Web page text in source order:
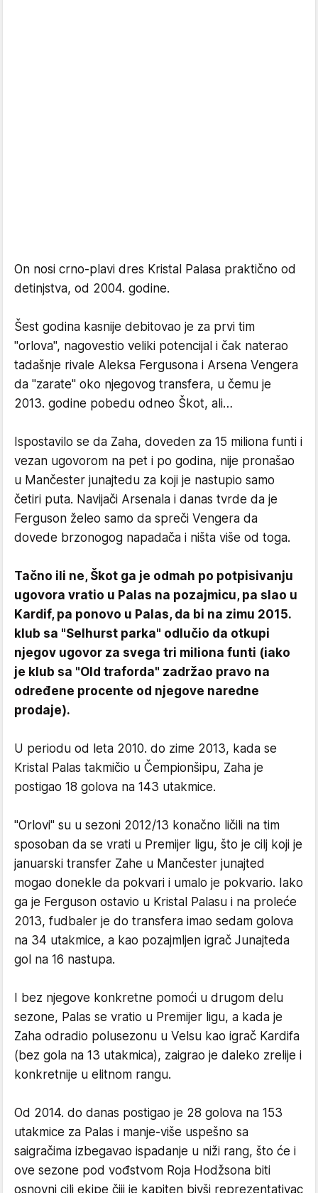
On nosi crno-plavi dres Kristal Palasa praktično od
detinjstva, od 2004. godine.
Šest godina kasnije debitovao je za prvi tim
"orlova", nagovestio veliki potencijal i čak naterao
tadašnje rivale Aleksa Fergusona i Arsena Vengera
da "zarate" oko njegovog transfera, u čemu je
2013. godine pobedu odneo Škot, ali…
Ispostavilo se da Zaha, doveden za 15 miliona funti i
vezan ugovorom na pet i po godina, nije pronašao
u Mančester junajtedu za koji je nastupio samo
četiri puta. Navijači Arsenala i danas tvrde da je
Ferguson želeo samo da spreči Vengera da
dovede brzonogog napadača i ništa više od toga.
Tačno ili ne, Škot ga je odmah po potpisivanju
ugovora vratio u Palas na pozajmicu, pa slao u
Kardif, pa ponovo u Palas, da bi na zimu 2015.
klub sa "Selhurst parka" odlučio da otkupi
njegov ugovor za svega tri miliona funti (iako
je klub sa "Old traforda" zadržao pravo na
određene procente od njegove naredne
prodaje).
U periodu od leta 2010. do zime 2013, kada se
Kristal Palas takmičio u Čempionšipu, Zaha je
postigao 18 golova na 143 utakmice.
"Orlovi" su u sezoni 2012/13 konačno ličili na tim
sposoban da se vrati u Premijer ligu, što je cilj koji je
januarski transfer Zahe u Mančester junajted
mogao donekle da pokvari i umalo je pokvario. Iako
ga je Ferguson ostavio u Kristal Palasu i na proleće
2013, fudbaler je do transfera imao sedam golova
na 34 utakmice, a kao pozajmljen igrač Junajteda
gol na 16 nastupa.
I bez njegove konkretne pomoći u drugom delu
sezone, Palas se vratio u Premijer ligu, a kada je
Zaha odradio polusezonu u Velsu kao igrač Kardifa
(bez gola na 13 utakmica), zaigrao je daleko zrelije i
konkretnije u elitnom rangu.
Od 2014. do danas postigao je 28 golova na 153
utakmice za Palas i manje-više uspešno sa
saigračima izbegavao ispadanje u niži rang, što će i
ove sezone pod vođstvom Roja Hodžsona biti
osnovni cilj ekipe čiji je kapiten bivši reprezentativac